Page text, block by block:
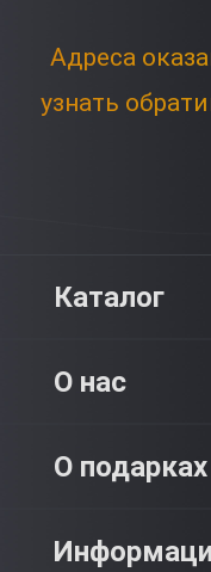
Адреса
узнать
Каталог
О нас
О подарках
Как